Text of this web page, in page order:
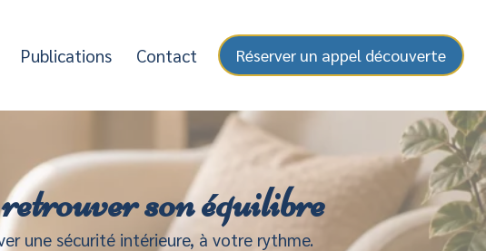
Publications Contact Réserver un appel découverte
son équilibre
une sécurité intérieure, à votre rythme.